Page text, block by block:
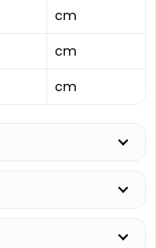
cm
cm
cm